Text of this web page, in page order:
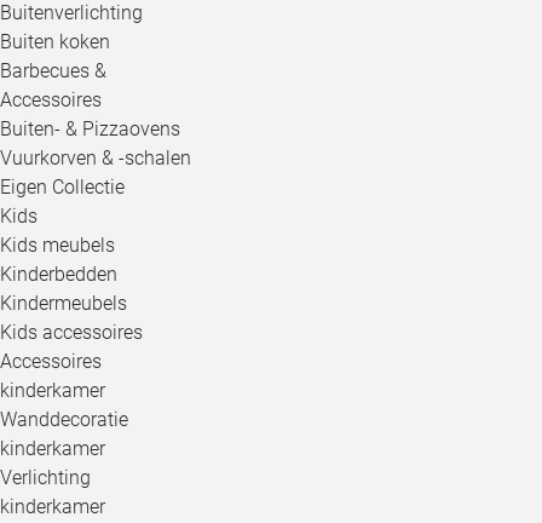
Buitenverlichting
Buiten koken
Barbecues &
Accessoires
Buiten- & Pizzaovens
Vuurkorven & -schalen
Eigen Collectie
Kids
Kids meubels
Kinderbedden
Kindermeubels
Kids accessoires
Accessoires
kinderkamer
Wanddecoratie
kinderkamer
Verlichting
kinderkamer